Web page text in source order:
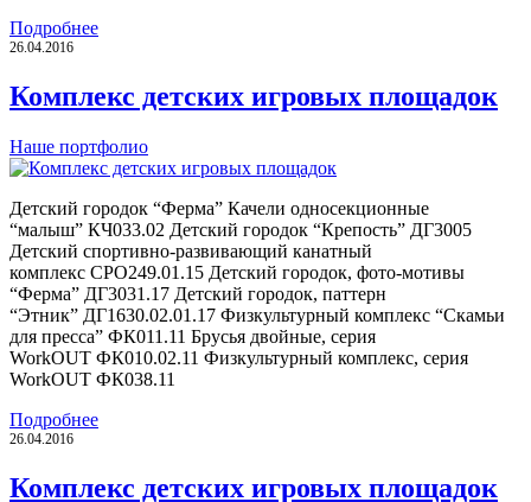
Подробнее
26.04.2016
Комплекс детских игровых площадок
Наше портфолио
Детский городок “Ферма” Качели односекционные
“малыш” КЧ033.02 Детский городок “Крепость” ДГ3005
Детский спортивно-развивающий канатный
комплекс СРО249.01.15 Детский городок, фото-мотивы
“Ферма” ДГ3031.17 Детский городок, паттерн
“Этник” ДГ1630.02.01.17 Физкультурный комплекс “Скамьи
для пресса” ФК011.11 Брусья двойные, серия
WorkOUT ФК010.02.11 Физкультурный комплекс, серия
WorkOUT ФК038.11
Подробнее
26.04.2016
Комплекс детских игровых площадок